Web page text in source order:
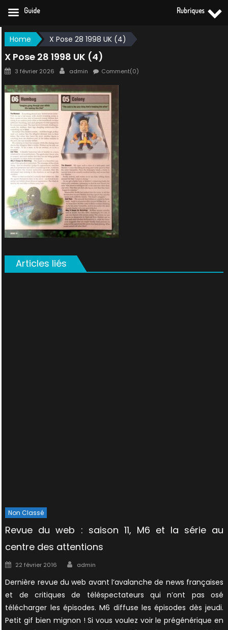
Skip
to
content
Home X Pose 28 1998 UK (4)
X Pose 28 1998 UK (4)
Posted
3 février 2026 Author
admin Comment(0)
Articles liés
Non Classé
Revue du web : saison 11, M6 et la série au
centre des attentions
Posted
22 février 2016 Author
admin
Dernière revue du web avant l’avalanche de news françaises
et de critiques de téléspectateurs qui n’ont pas osé
télécharger les épisodes. M6 diffuse les épisodes dès jeudi.
Petit gif bien mignon ! Si vous voulez voir le prégénérique en
Guide Rubriques